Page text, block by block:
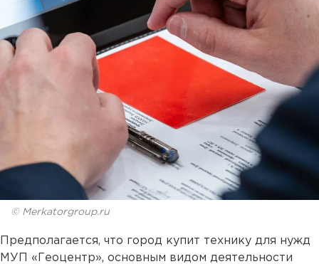
© Merkatorgroup.ru
Предполагается, что город купит технику для нужд
МУП «Геоцентр», основным видом деятельности